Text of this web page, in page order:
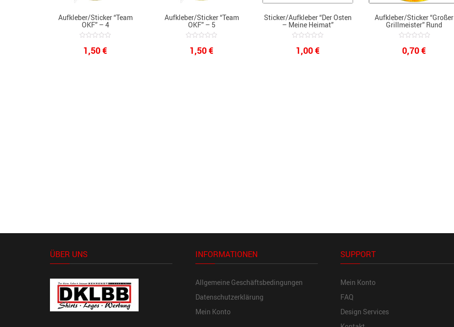
Aufkleber/Sticker “Team
OKF” – 4
out1,50€
Aufkleber/Sticker “Team
OKF” – 5
out1,50€
Sticker/Aufkleber “Der Osten
– Meine Heimat”
out1,00€
Aufkleber/Sticker “Großer
Grillmeister” Rund
out
of0,70€
ÜBER UNS INFORMATIONEN
Allgemeine Geschäftsbedingungen
Datenschutzerklärung
Mein Konto
SUPPORT
Mein Konto
FAQ
Design Services